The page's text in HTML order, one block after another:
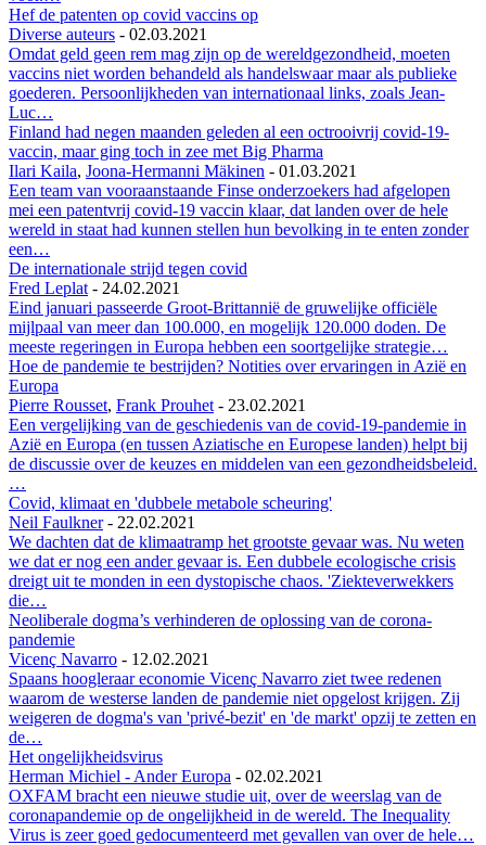
Hef de patenten op covid vaccins op
Diverse auteurs - 02.03.2021
Omdat geld geen rem mag zijn op de wereldgezondheid, moeten
vaccins niet worden behandeld als handelswaar maar als publieke
goederen. Persoonlijkheden van internationaal links, zoals Jean-
Luc…
Finland had negen maanden geleden al een octrooivrij covid-19-
vaccin, maar ging toch in zee met Big Pharma
Ilari Kaila, Joona-Hermanni Mäkinen - 01.03.2021
Een team van vooraanstaande Finse onderzoekers had afgelopen
mei een patentvrij covid-19 vaccin klaar, dat landen over de hele
wereld in staat had kunnen stellen hun bevolking in te enten zonder
een…
De internationale strijd tegen covid
Fred Leplat - 24.02.2021
Eind januari passeerde Groot-Brittannië de gruwelijke officiële
mijlpaal van meer dan 100.000, en mogelijk 120.000 doden. De
meeste regeringen in Europa hebben een soortgelijke strategie…
Hoe de pandemie te bestrijden? Notities over ervaringen in Azië en
Europa
Pierre Rousset, Frank Prouhet - 23.02.2021
Een vergelijking van de geschiedenis van de covid-19-pandemie in
Azië en Europa (en tussen Aziatische en Europese landen) helpt bij
de discussie over de keuzes en middelen van een gezondheidsbeleid.
…
Covid, klimaat en 'dubbele metabole scheuring'
Neil Faulkner- 22.02.2021
We dachten dat de klimaatramp het grootste gevaar was. Nu weten
we dat er nog een ander gevaar is. Een dubbele ecologische crisis
dreigt uit te monden in een dystopische chaos. 'Ziekteverwekkers
die…
Neoliberale dogma’s verhinderen de oplossing van de corona-
pandemie
Vicenç Navarro - 12.02.2021
Spaans hoogleraar economie Vicenç Navarro ziet twee redenen
waarom de westerse landen de pandemie niet opgelost krijgen. Zij
weigeren de dogma's van 'privé-bezit' en 'de markt' opzij te zetten en
de…
Het ongelijkheidsvirus
Herman Michiel - Ander Europa - 02.02.2021
OXFAM bracht een nieuwe studie uit, over de weerslag van de
coronapandemie op de ongelijkheid in de wereld. The Inequality
Virus is zeer goed gedocumenteerd met gevallen van over de hele…